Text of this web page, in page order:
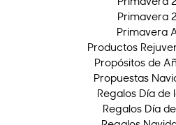
Primavera
Primavera
Productos
Propósitos de
Propuestas
Regalos Día de
Regalos Día